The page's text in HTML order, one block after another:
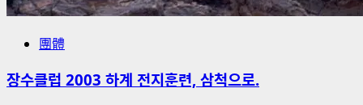
團體
장수클럽 2003 하계 전지훈련, 삼척으로.